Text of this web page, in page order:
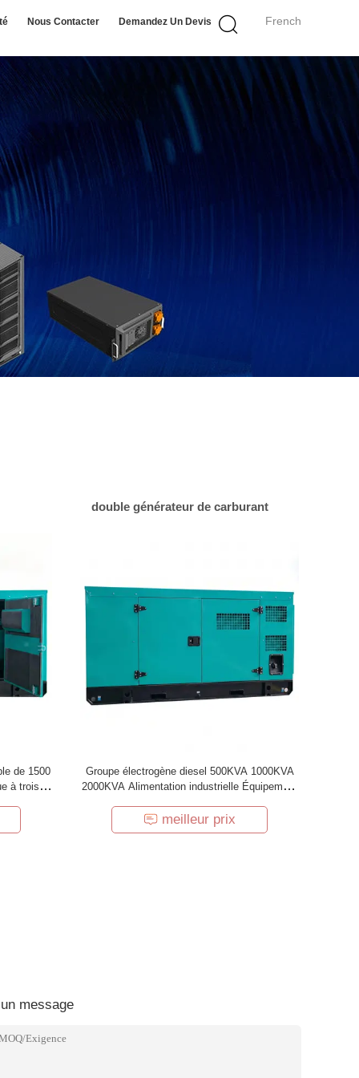
French
Nous Contacter Demandez Un Devis
double générateur de carburant
de 1500
à trois
Groupe électrogène diesel 500KVA 1000KVA
2000KVA Alimentation industrielle Équipement
meilleur prix
message